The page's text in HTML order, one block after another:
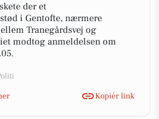
der et
i Gentofte, nærmere
Tranegårdsvej og
modtog anmeldelsen om
Kopiér link